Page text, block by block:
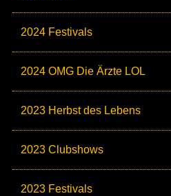
2024 Festivals
2024 OMG Die Ärzte LOL
2023 Herbst des Lebens
2023 Clubshows
2023 Festivals